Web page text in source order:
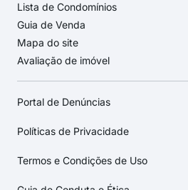
Lista de Condomínios
Guia de Venda
Mapa do site
Avaliação de imóvel
Portal de Denúncias
Políticas de Privacidade
Termos e Condições de Uso